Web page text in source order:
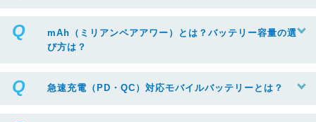
mAh（ミリアンペアアワー）とは？バッテリー容量の選
び方は？
急速充電（PD・QC）対応モバイルバッテリーとは？